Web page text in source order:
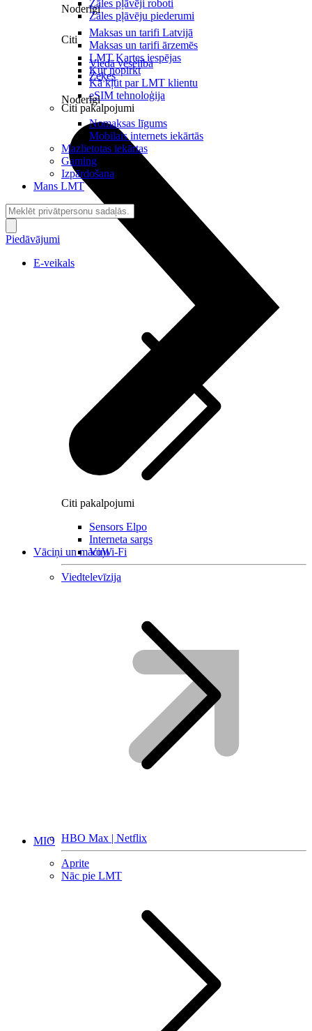
Noderīgi
Maksas un tarifi Latvijā
Maksas un tarifi ārzemēs
LMT Kartes iespējas
Kur nopirkt
Kā kļūt par LMT klientu
eSIM tehnoloģija
Citi pakalpojumi
Citi pakalpojumi
Sensors Elpo
Interneta sargs
VoWi-Fi
Viedtelevīzija
HBO Max | Netflix
Aprite
Nāc pie LMT
Zāles pļāvēji roboti
Zāles pļāvēju piederumi
Citi
Viedā veselība
Zeķes
Noderīgi
Nomaksas līgums
Mobilais internets iekārtās
Mazlietotas iekārtas
Gaming
Izpārdošana
Mans LMT
Piedāvājumi
E-veikals
Vāciņi un maciņi
MIO